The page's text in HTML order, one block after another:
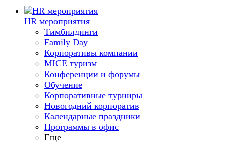
HR мероприятия
Тимбилдинги
Family Day
Корпоративы компании
MICE туризм
Конференции и форумы
Обучение
Корпоративные турниры
Новогодний корпоратив
Календарные праздники
Программы в офис
Еще